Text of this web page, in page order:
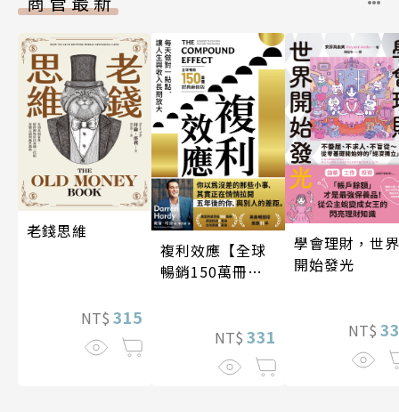
老錢思維
NT$ 315
複利效應【全球
暢銷150萬冊・
NT$ 331
學會理財，世界
開始發光
NT$